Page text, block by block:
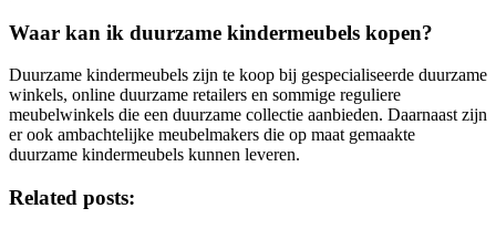
Waar kan ik duurzame kindermeubels kopen?
Duurzame kindermeubels zijn te koop bij gespecialiseerde duurzame
winkels, online duurzame retailers en sommige reguliere
meubelwinkels die een duurzame collectie aanbieden. Daarnaast zijn
er ook ambachtelijke meubelmakers die op maat gemaakte
duurzame kindermeubels kunnen leveren.
Related posts: